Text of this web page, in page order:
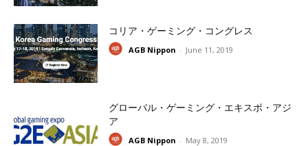
コリア・ゲーミング・コングレス
AGB Nippon - June 11, 2019
グローバル・ゲーミング・エキスポ・アジ
ア
AGB Nippon - May 8, 2019